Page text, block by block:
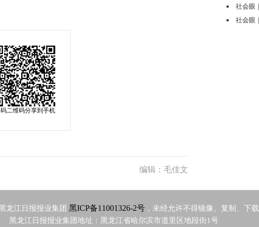
二维码分享到手机
编辑：毛佳文
龙江日报报业集团 黑ICP备11001326-2号 ，未经允许不得镜像、复制、下载
黑龙江日报报业集团地址：黑龙江省哈尔滨市道里区地段街1号